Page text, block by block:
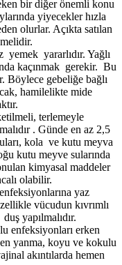
bir diğer önemli konu
yiyecekler hızla
olurlar. Açıkta satılan
yemek yararlıdır. Yağlı
kaçınmak gerekir. Bu
Böylece gebeliğe bağlı
hamilelikte mide
terlemeyle
. Günde en az 2,5
kola ve kutu meyva
kutu meyve sularında
kimyasal maddeler
olabilir.
yaz
vücudun kıvrımlı
yapılmalıdır.
enfeksiyonları erken
yanma, koyu ve kokulu
akıntılarda hemen